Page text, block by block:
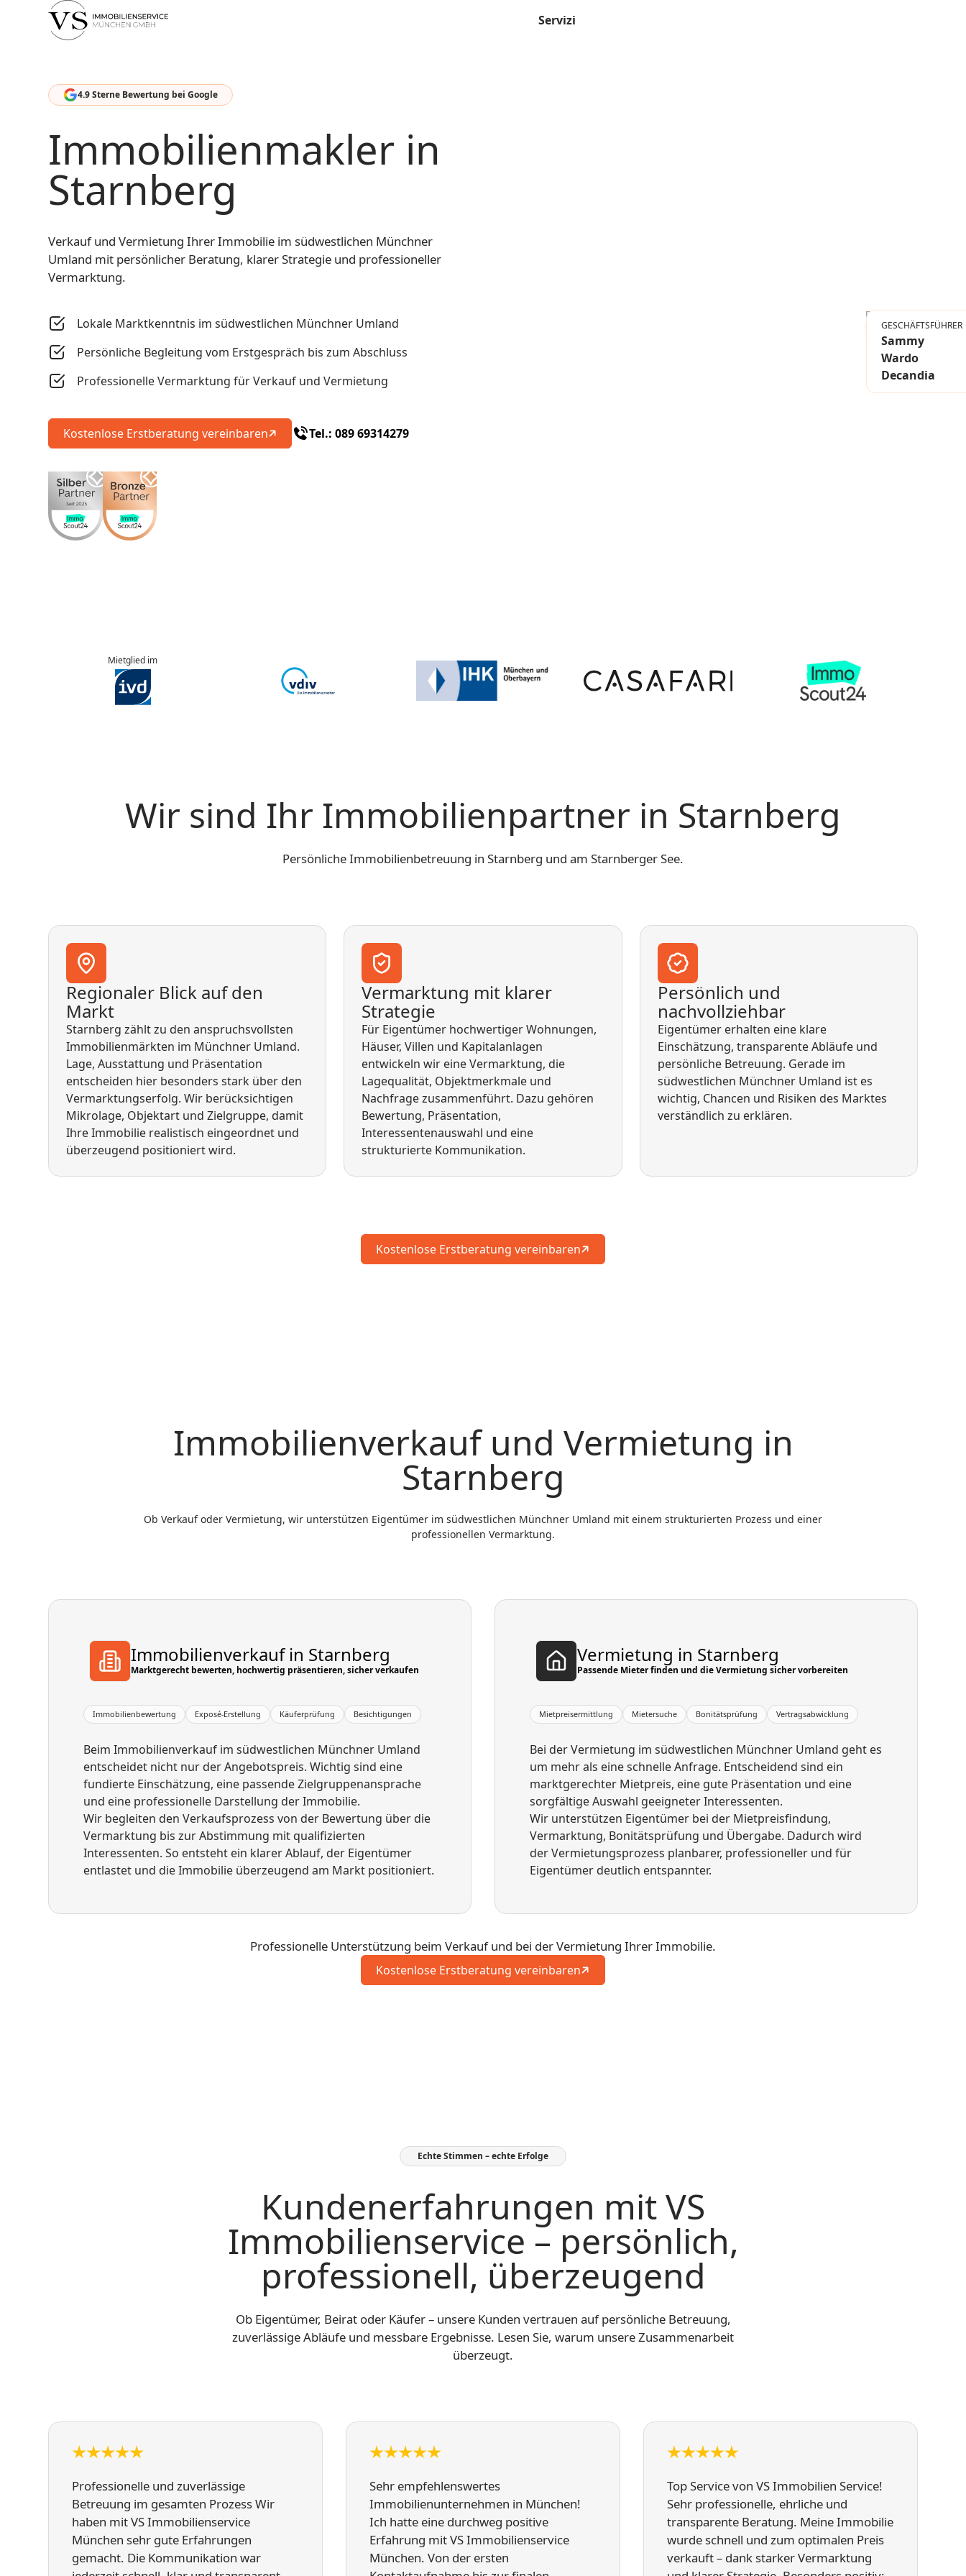
Servizi
4.9 Sterne Bewertung bei Google
Immobilienmakler in
Starnberg
Verkauf und Vermietung Ihrer Immobilie im südwestlichen Münchner
Umland mit persönlicher Beratung, klarer Strategie und professioneller
Vermarktung.
Lokale Marktkenntnis im südwestlichen Münchner Umland
Persönliche Begleitung vom Erstgespräch bis zum Abschluss
Professionelle Vermarktung für Verkauf und Vermietung
Kostenlose Erstberatung vereinbaren Tel.: 089 69314279
GESCHÄFTSFÜHRER
Sammy
Wardo
Decandia
Mietglied im
Wir sind Ihr Immobilienpartner in Starnberg
Persönliche Immobilienbetreuung in Starnberg und am Starnberger See.
Regionaler Blick auf den
Markt
Starnberg zählt zu den anspruchsvollsten
Immobilienmärkten im Münchner Umland.
Lage, Ausstattung und Präsentation
entscheiden hier besonders stark über den
Vermarktungserfolg. Wir berücksichtigen
Mikrolage, Objektart und Zielgruppe, damit
Ihre Immobilie realistisch eingeordnet und
überzeugend positioniert wird.
Vermarktung mit klarer
Strategie
Für Eigentümer hochwertiger Wohnungen,
Häuser, Villen und Kapitalanlagen
entwickeln wir eine Vermarktung, die
Lagequalität, Objektmerkmale und
Nachfrage zusammenführt. Dazu gehören
Bewertung, Präsentation,
Interessentenauswahl und eine
strukturierte Kommunikation.
Persönlich und
nachvollziehbar
Eigentümer erhalten eine klare
Einschätzung, transparente Abläufe und
persönliche Betreuung. Gerade im
südwestlichen Münchner Umland ist es
wichtig, Chancen und Risiken des Marktes
verständlich zu erklären.
Kostenlose Erstberatung vereinbaren
Immobilienverkauf und Vermietung in
Starnberg
Ob Verkauf oder Vermietung, wir unterstützen Eigentümer im südwestlichen Münchner Umland mit einem strukturierten Prozess und einer
professionellen Vermarktung.
Immobilienverkauf in Starnberg
Marktgerecht bewerten, hochwertig präsentieren, sicher verkaufen
Immobilienbewertung Exposé-Erstellung Käuferprüfung Besichtigungen
Beim Immobilienverkauf im südwestlichen Münchner Umland
entscheidet nicht nur der Angebotspreis. Wichtig sind eine
fundierte Einschätzung, eine passende Zielgruppenansprache
und eine professionelle Darstellung der Immobilie.
Wir begleiten den Verkaufsprozess von der Bewertung über die
Vermarktung bis zur Abstimmung mit qualifizierten
Interessenten. So entsteht ein klarer Ablauf, der Eigentümer
entlastet und die Immobilie überzeugend am Markt positioniert.
Vermietung in Starnberg
Passende Mieter finden und die Vermietung sicher vorbereiten
Mietpreisermittlung Mietersuche Bonitätsprüfung Vertragsabwicklung
Bei der Vermietung im südwestlichen Münchner Umland geht es
um mehr als eine schnelle Anfrage. Entscheidend sind ein
marktgerechter Mietpreis, eine gute Präsentation und eine
sorgfältige Auswahl geeigneter Interessenten.
Wir unterstützen Eigentümer bei der Mietpreisfindung,
Vermarktung, Bonitätsprüfung und Übergabe. Dadurch wird
der Vermietungsprozess planbarer, professioneller und für
Eigentümer deutlich entspannter.
Professionelle Unterstützung beim Verkauf und bei der Vermietung Ihrer Immobilie.
Kostenlose Erstberatung vereinbaren
Echte Stimmen – echte Erfolge
Kundenerfahrungen mit VS
Immobilienservice – persönlich,
professionell, überzeugend
Ob Eigentümer, Beirat oder Käufer – unsere Kunden vertrauen auf persönliche Betreuung,
zuverlässige Abläufe und messbare Ergebnisse. Lesen Sie, warum unsere Zusammenarbeit
überzeugt.
Professionelle und zuverlässige
Betreuung im gesamten Prozess Wir
haben mit VS Immobilienservice
München sehr gute Erfahrungen
gemacht. Die Kommunikation war
Sehr empfehlenswertes
Immobilienunternehmen in München!
Ich hatte eine durchweg positive
Erfahrung mit VS Immobilienservice
München. Von der ersten
Top Service von VS Immobilien Service!
Sehr professionelle, ehrliche und
transparente Beratung. Meine Immobilie
wurde schnell und zum optimalen Preis
verkauft – dank starker Vermarktung